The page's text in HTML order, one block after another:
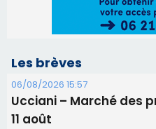
Les brèves
06/08/2026 15:57
Ucciani – Marché des
11 août